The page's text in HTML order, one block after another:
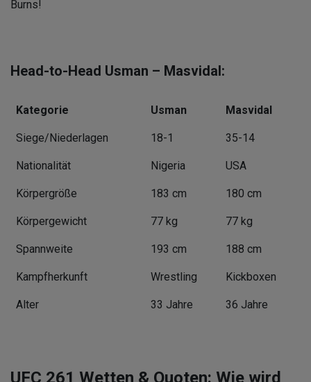
Burns!
Head-to-Head Usman – Masvidal:
Kategorie Usman Masvidal
Siege/Niederlagen 18-1 35-14
Nationalität Nigeria USA
Körpergröße 183 cm 180 cm
Körpergewicht 77 kg 77 kg
Spannweite 193 cm 188 cm
Kampfherkunft Wrestling Kickboxen
Alter 33 Jahre 36 Jahre
UFC 261 Wetten & Quoten: Wie wird